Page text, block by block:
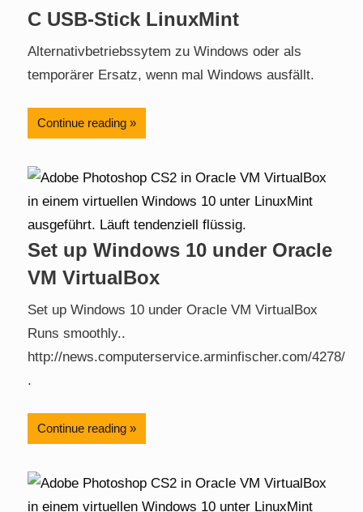
C USB-Stick LinuxMint
Alternativbetriebssytem zu Windows oder als
temporärer Ersatz, wenn mal Windows ausfällt.
Continue reading
Set up Windows 10 under Oracle
VM VirtualBox
Set up Windows 10 under Oracle VM VirtualBox
Runs smoothly..
http://news.computerservice.arminfischer.com/4278/
.
Continue reading